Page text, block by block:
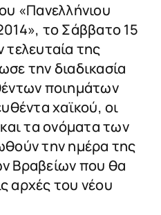
«Πανελλήνιου
το Σάββατο 15
της
την διαδικασία
ποιημάτων
χαϊκού, οι
τα ονόματα των
την ημέρα της
Βραβείων που θα
αρχές του νέου